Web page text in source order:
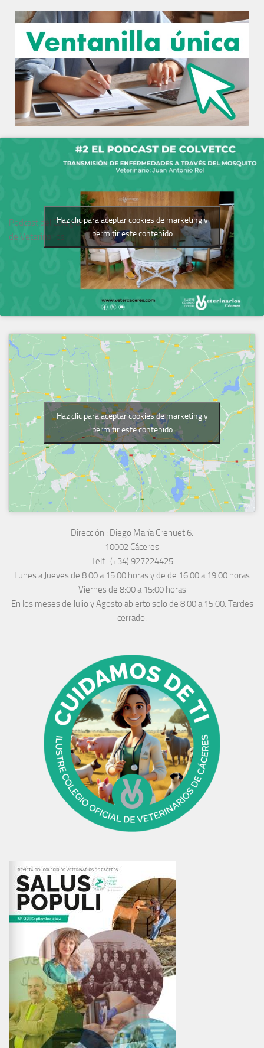
Podcast del Colegio
de Veterinarios
Haz clic para aceptar cookies de marketing y
permitir este contenido
Haz clic para aceptar cookies de marketing y
permitir este contenido
Dirección : Diego María Crehuet 6.
10002 Cáceres
Telf : (+34) 927224425
Lunes a Jueves de 8:00 a 15:00 horas y de de 16:00 a 19:00 horas
Viernes de 8:00 a 15:00 horas
En los meses de Julio y Agosto abierto solo de 8:00 a 15:00. Tardes
cerrado.